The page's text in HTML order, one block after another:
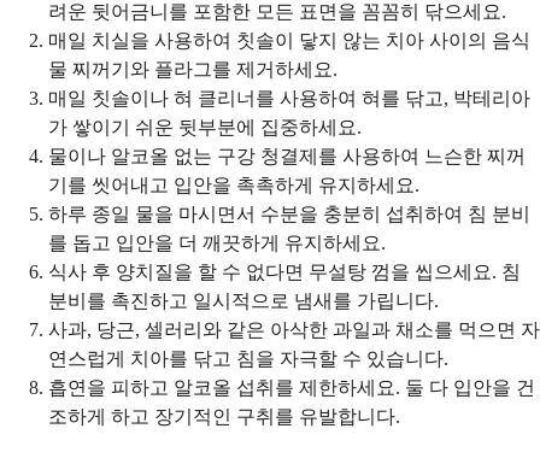
려운 뒷어금니를 포함한 모든 표면을 꼼꼼히 닦으세요.
매일 치실을 사용하여 칫솔이 닿지 않는 치아 사이의 음식
물 찌꺼기와 플라그를 제거하세요.
매일 칫솔이나 혀 클리너를 사용하여 혀를 닦고, 박테리아
가 쌓이기 쉬운 뒷부분에 집중하세요.
물이나 알코올 없는 구강 청결제를 사용하여 느슨한 찌꺼
기를 씻어내고 입안을 촉촉하게 유지하세요.
하루 종일 물을 마시면서 수분을 충분히 섭취하여 침 분비
를 돕고 입안을 더 깨끗하게 유지하세요.
식사 후 양치질을 할 수 없다면 무설탕 껌을 씹으세요. 침
분비를 촉진하고 일시적으로 냄새를 가립니다.
사과, 당근, 셀러리와 같은 아삭한 과일과 채소를 먹으면 자
연스럽게 치아를 닦고 침을 자극할 수 있습니다.
흡연을 피하고 알코올 섭취를 제한하세요. 둘 다 입안을 건
조하게 하고 장기적인 구취를 유발합니다.